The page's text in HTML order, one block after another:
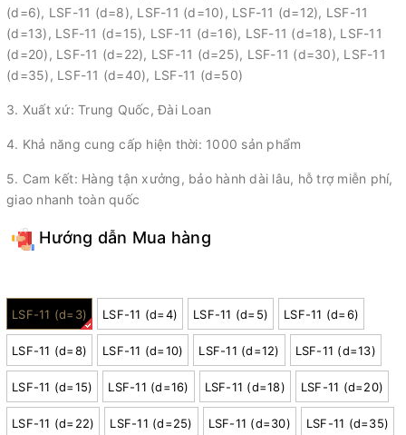
(d=6), LSF-11 (d=8), LSF-11 (d=10), LSF-11 (d=12), LSF-11
(d=13), LSF-11 (d=15), LSF-11 (d=16), LSF-11 (d=18), LSF-11
(d=20), LSF-11 (d=22), LSF-11 (d=25), LSF-11 (d=30), LSF-11
(d=35), LSF-11 (d=40), LSF-11 (d=50)
3. Xuất xứ: Trung Quốc, Đài Loan
4. Khả năng cung cấp hiện thời: 1000 sản phẩm
5. Cam kết: Hàng tận xưởng, bảo hành dài lâu, hỗ trợ miễn phí,
giao nhanh toàn quốc
Hướng dẫn Mua hàng
LSF-11 (d=3) LSF-11 (d=4) LSF-11 (d=5) LSF-11 (d=6)
LSF-11 (d=8) LSF-11 (d=10) LSF-11 (d=12) LSF-11 (d=13)
LSF-11 (d=15) LSF-11 (d=16) LSF-11 (d=18) LSF-11 (d=20)
LSF-11 (d=22) LSF-11 (d=25) LSF-11 (d=30) LSF-11 (d=35)